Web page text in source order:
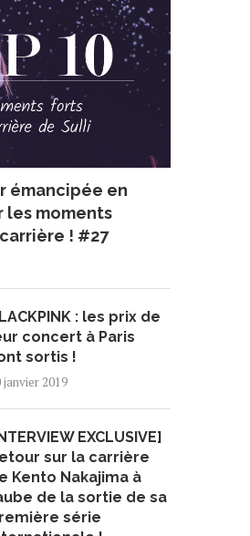
émancipée en
les moments
! #27
: les prix de
concert à Paris
sortis !
janvier 2019
EXCLUSIVE]
sur la carrière
Kento Nakajima à
de la sortie de sa
série